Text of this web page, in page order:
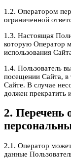
1.2. Оператором
ограниченной
1.3. Настоящая
которую Оператор
использования
1.4. Пользователь
посещении Сайта,
Сайте. В случае
должен прекратить
2. Перечень
2.1. Оператор
данные